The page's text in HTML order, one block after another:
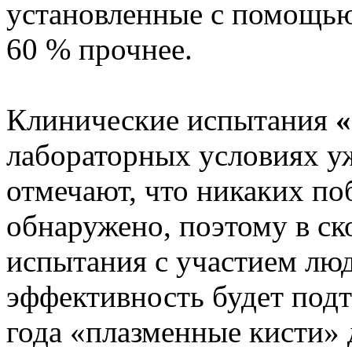
установленные с
60 % прочнее.
Клинические испытания
лабораторных условиях
отмечают, что никаких
обнаружено, поэтому в
испытания с участием
эффективность будет
года «плазменные